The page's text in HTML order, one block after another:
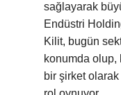
sağlayarak
Endüstri
Kilit, bugün
konumda olup,
bir şirket